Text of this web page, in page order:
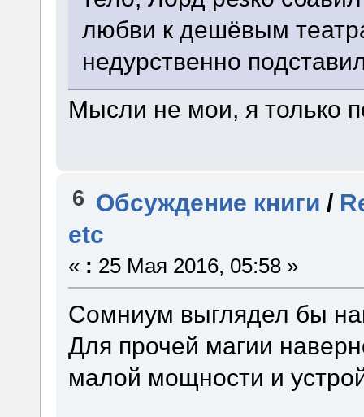
любви к дешёвым
недурственно
Мысли не мои, я только
6 Обсуждение книги /
etc
« : 25 Мая 2016, 05:58 »
Сомниум выглядел бы
Для прочей магии
малой мощности и